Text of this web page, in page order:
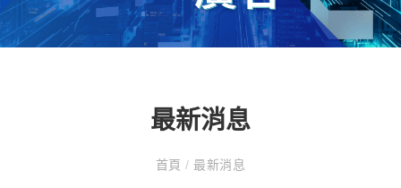
最新消息
首頁/ 最新消息